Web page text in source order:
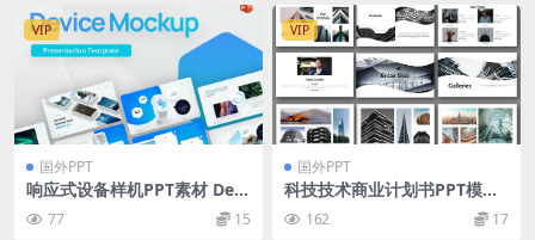
VIP
国外PPT
响应式设备样机PPT素材 Devi
ce Mockup PowerPoint Te
mplate
77 15
VIP
国外PPT
科技技术商业计划书PPT模板
下载[PPTX]
162 17